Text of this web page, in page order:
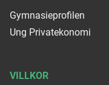
Gymnasieprofilen
Ung Privatekonomi
VILLKOR